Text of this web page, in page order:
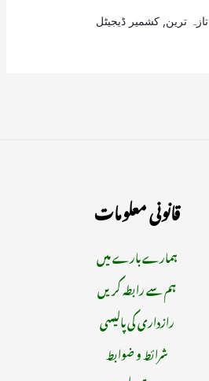
تازہ ترین کشمیر ڈیجیٹل
قانونی معلومات
ہمارے بارے میں
ہم سے رابطہ کریں
رازداری کی پالیسی
شرائط و ضوابط